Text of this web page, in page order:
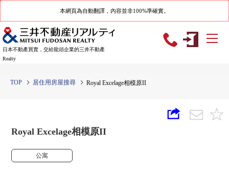
本網頁為自動翻譯，內容並非100%準確實。
日本不動產買賣，交給龍頭企業的三井不動產
Realty
TOP 居住用房屋搜尋 Royal Excelage相模原II
Royal Excelage相模原II
公寓